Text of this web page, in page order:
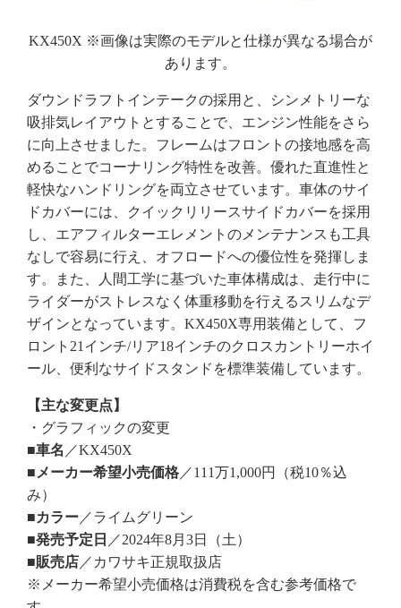
KX450X ※画像は実際のモデルと仕様が異なる場合が
あります。
ダウンドラフトインテークの採用と、シンメトリーな
吸排気レイアウトとすることで、エンジン性能をさら
に向上させました。フレームはフロントの接地感を高
めることでコーナリング特性を改善。優れた直進性と
軽快なハンドリングを両立させています。車体のサイ
ドカバーには、クイックリリースサイドカバーを採用
し、エアフィルターエレメントのメンテナンスも工具
なしで容易に行え、オフロードへの優位性を発揮しま
す。また、人間工学に基づいた車体構成は、走行中に
ライダーがストレスなく体重移動を行えるスリムなデ
ザインとなっています。KX450X専用装備として、フ
ロント21インチ/リア18インチのクロスカントリーホイ
ール、便利なサイドスタンドを標準装備しています。
【主な変更点】
・グラフィックの変更
■車名 ／KX450X
■メーカー希望小売価格 ／111万1,000円（税10％込
み）
■カラー ／ライムグリーン
■発売予定日 ／2024年8月3日（土）
■販売店 ／カワサキ正規取扱店
※メーカー希望小売価格は消費税を含む参考価格で